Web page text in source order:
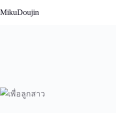
to
MikuDoujin